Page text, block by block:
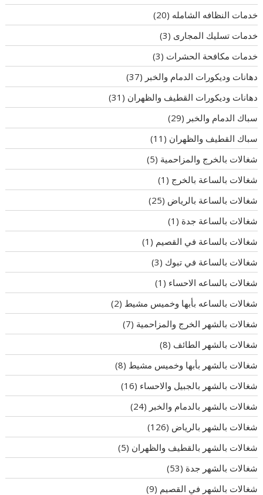
خدمات النظافه الشامله (20)
خدمات تسليك المجارى (3)
خدمات مكافحة الحشرات (3)
دهانات وديكورات الدمام والخبر (37)
دهانات وديكورات القطيف والظهران (31)
سباك الدمام والخبر (29)
سباك القطيف والظهران (11)
شغالات بالخرج والمزاحمية (5)
شغالات بالساعة بالخرج (1)
شغالات بالساعة بالرياض (25)
شغالات بالساعة جدة (1)
شغالات بالساعة في القصيم (1)
شغالات بالساعة في تبوك (3)
شغالات بالساعه الاحساء (1)
شغالات بالساعه بأبها وخميس مشيط (2)
شغالات بالشهر الخرج والمزاحمية (7)
شغالات بالشهر الطائف (8)
شغالات بالشهر بأبها وخميس مشيط (8)
شغالات بالشهر بالجبيل والاحساء (16)
شغالات بالشهر بالدمام والخبر (24)
شغالات بالشهر بالرياض (126)
شغالات بالشهر بالقطيف والظهران (5)
شغالات بالشهر جدة (53)
شغالات بالشهر في القصيم (9)